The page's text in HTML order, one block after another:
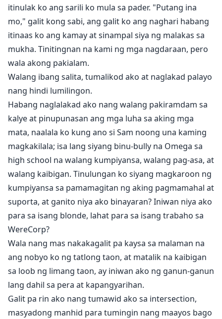
itinulak ko ang sarili ko mula sa pader. "Putang ina
mo," galit kong sabi, ang galit ko ang naghari habang
itinaas ko ang kamay at sinampal siya ng malakas sa
mukha. Tinitingnan na kami ng mga nagdaraan, pero
wala akong pakialam.
Walang ibang salita, tumalikod ako at naglakad palayo
nang hindi lumilingon.
Habang naglalakad ako nang walang pakiramdam sa
kalye at pinupunasan ang mga luha sa aking mga
mata, naalala ko kung ano si Sam noong una kaming
magkakilala; isa lang siyang binu-bully na Omega sa
high school na walang kumpiyansa, walang pag-asa, at
walang kaibigan. Tinulungan ko siyang magkaroon ng
kumpiyansa sa pamamagitan ng aking pagmamahal at
suporta, at ganito niya ako binayaran? Iniwan niya ako
para sa isang blonde, lahat para sa isang trabaho sa
WereCorp?
Wala nang mas nakakagalit pa kaysa sa malaman na
ang nobyo ko ng tatlong taon, at matalik na kaibigan
sa loob ng limang taon, ay iniwan ako ng ganun-ganun
lang dahil sa pera at kapangyarihan.
Galit pa rin ako nang tumawid ako sa intersection,
masyadong manhid para tumingin nang maayos bago